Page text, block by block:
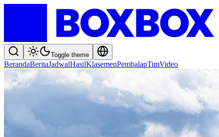
Toggle theme
BerandaBeritaJadwalHasilKlasemenPembalapTimVideo